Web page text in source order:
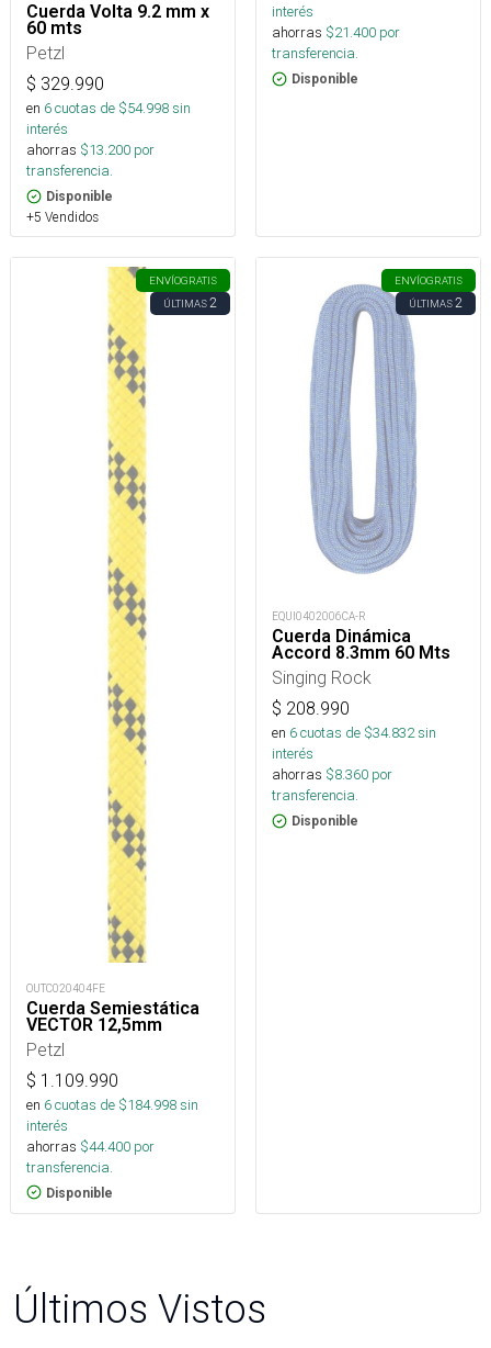
Cuerda Volta 9.2 mm x
60 mts
Petzl
$ 329.990
en 6cuotas de $54.998sin
interés
ahorras $13.200 por
transferencia.
Disponible
+5 Vendidos
interés
ahorras $21.400 por
transferencia.
Disponible
ENVÍOGRATIS
ÚLTIMAS2
OUTC020404FE
Cuerda Semiestática
VECTOR 12,5mm
Petzl
$ 1.109.990
en 6cuotas de $184.998sin
interés
ahorras $44.400 por
transferencia.
Disponible
ENVÍOGRATIS
ÚLTIMAS2
EQUI0402006CA-R
Cuerda Dinámica
Accord 8.3mm 60 Mts
Singing Rock
$ 208.990
en 6cuotas de $34.832sin
interés
ahorras $8.360 por
transferencia.
Disponible
Últimos Vistos